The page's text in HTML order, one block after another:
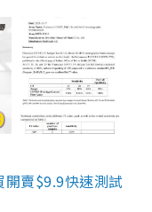
賣$9.9快速測試